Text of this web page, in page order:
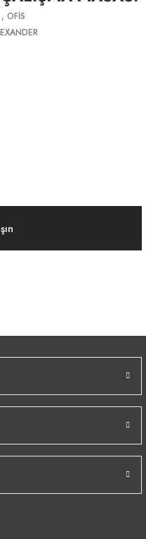
, OFİS